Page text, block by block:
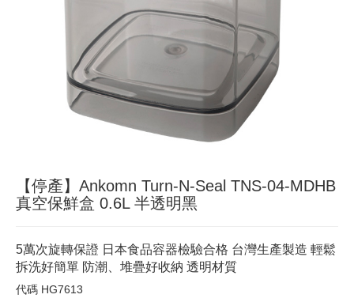
【停產】Ankomn Turn-N-Seal TNS-04-MDHB
真空保鮮盒 0.6L 半透明黑
5萬次旋轉保證 日本食品容器檢驗合格 台灣生產製造 輕鬆
拆洗好簡單 防潮、堆疊好收納 透明材質
代碼 HG7613